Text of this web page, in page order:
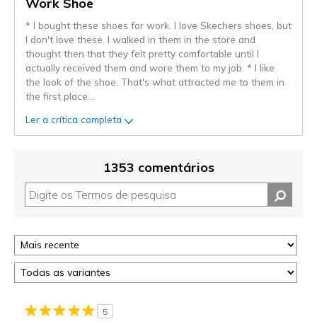
* I bought these shoes for work. I love Skechers shoes, but
I don't love these. I walked in them in the store and
thought then that they felt pretty comfortable until I
actually received them and wore them to my job. * I like
the look of the shoe. That's what attracted me to them in
the first place
Ler a crítica completa
1353 comentários
5